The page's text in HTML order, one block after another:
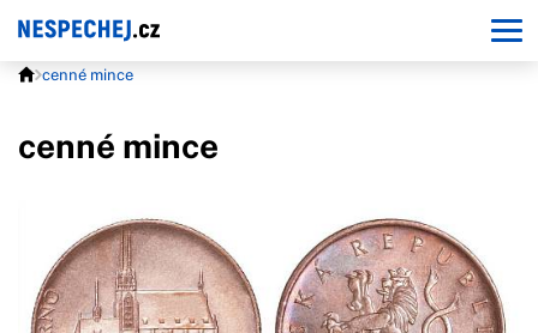
cenné mince
cenné mince